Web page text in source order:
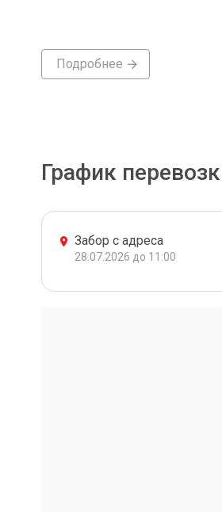
Подробнее
График
Забор с адреса
28.07.2026 до 11:00